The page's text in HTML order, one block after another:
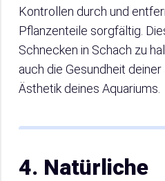
Kontrollen durch und
Pflanzenteile sorgfältig.
Schnecken in Schach zu
auch die Gesundheit
Ästhetik deines Aquariums.
4. Natürliche